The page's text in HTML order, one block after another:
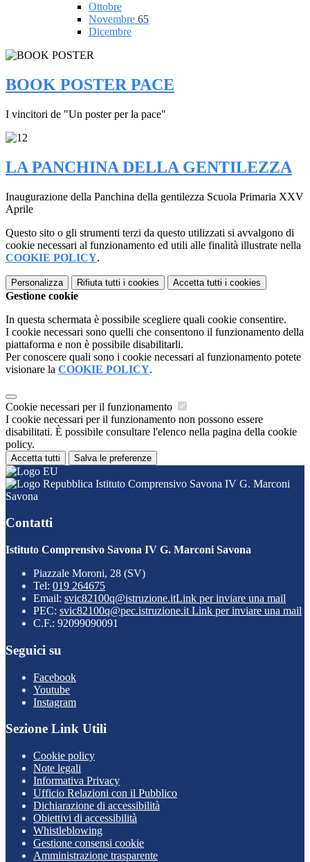
Ottobre
Novembre 65
Dicembre
BOOK POSTER PACE
I vincitori de "Un poster per la pace"
LA PANCHINA DELLA GENTILEZZA
Inaugurazione della Panchina della gentilezza Scuola Primaria XXV
Aprile
Questo sito o gli strumenti terzi da questo utilizzati si avvalgono di
cookie necessari al funzionamento ed utili alle finalità illustrate nella
COOKIE POLICY.
Personalizza Rifiuta tutti i cookies Accetta tutti i cookies
Gestione cookie
In questa schermata è possibile scegliere quali cookie consentire.
I cookie necessari sono quelli che consentono il funzionamento della
piattaforma e non è possibile disabilitarli.
Per conoscere quali sono i cookie necessari al funzionamento potete
visionare la COOKIE POLICY.
Cookie necessari per il funzionamento
I cookie necessari per il funzionamento non possono essere
disabilitati. È possibile consultare l'elenco nella pagina della cookie
policy.
Accetta tutti Salva le preferenze
Istituto Comprensivo Savona IV G. Marconi
Savona
Contatti
Istituto Comprensivo Savona IV G. Marconi Savona
Piazzale Moroni, 28 (SV)
Tel: 019 264675
Email: svic82100q@istruzione.itLink per inviare una mail
PEC: svic82100q@pec.istruzione.it Link per inviare una mail
C.F.: 92099090091
Seguici su
Facebook
Youtube
Instagram
Sezione Link Utili
Cookie policy
Note legali
Informativa Privacy
Ufficio Relazioni con il Pubblico
Dichiarazione di accessibilità
Obiettivi di accessibilità
Whistleblowing
Gestione consensi cookie
Amministrazione trasparente